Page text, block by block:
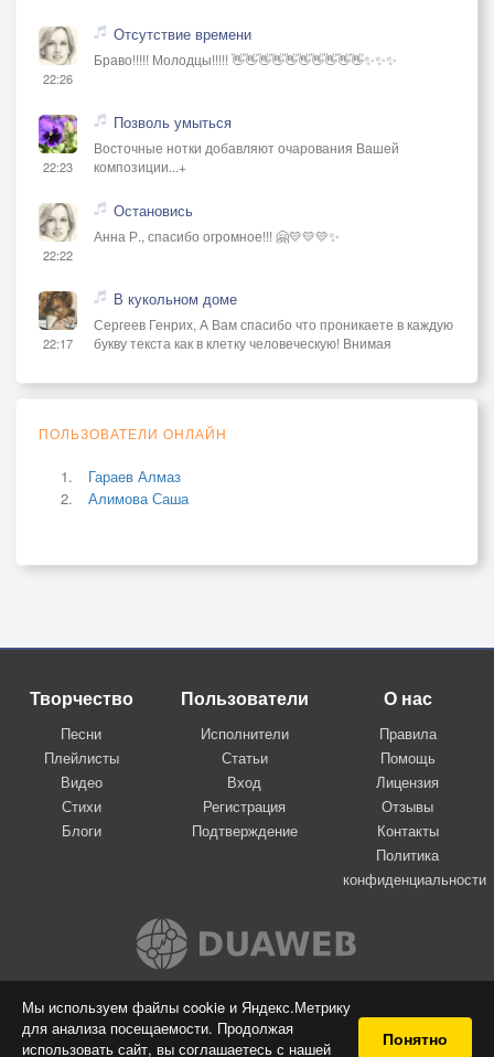
Мы используем файлы cookie и Яндекс.Метрику
для анализа посещаемости. Продолжая
использовать сайт, вы соглашаетесь с нашей
Понятно
22:26
Отсутствие времени
Браво!!!!! Молодцы!!!!! 👋👋👋👋👋👋👋👋👋👋✨✨✨
22:23
Позволь умыться
Восточные нотки добавляют очарования Вашей
композиции...+
22:22
Остановись
Анна Р., спасибо огромное!!! 🤗💛💛💛✨
22:17
В кукольном доме
Сергеев Генрих, А Вам спасибо что проникаете в каждую
букву текста как в клетку человеческую! Внимая
ПОЛЬЗОВАТЕЛИ ОНЛАЙН
Гараев Алмаз
Алимова Саша
Творчество
Песни
Плейлисты
Видео
Стихи
Блоги
Пользователи
Исполнители
Статьи
Вход
Регистрация
Подтверждение
О нас
Правила
Помощь
Лицензия
Отзывы
Контакты
Политика
конфиденциальности
Вконтакте
© 2009-2026 Я-пою
Музыкальный сайт самовыражения